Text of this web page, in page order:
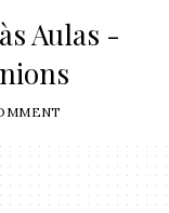
Aulas -